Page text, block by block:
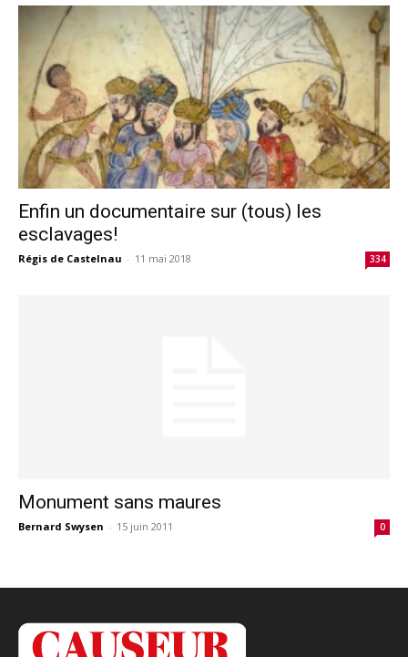
Enfin un documentaire sur (tous) les
esclavages!
Régis de Castelnau - 11 mai 2018 334
Monument sans maures
Bernard Swysen - 15 juin 2011 0